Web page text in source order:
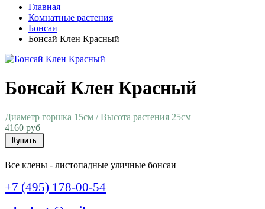
Главная
Комнатные растения
Бонсаи
Бонсай Клен Красный
Бонсай Клен Красный
Диаметр горшка 15см / Высота растения 25см
4160 руб
Купить
Все клены - листопадные уличные бонсаи
+7 (495) 178-00-54